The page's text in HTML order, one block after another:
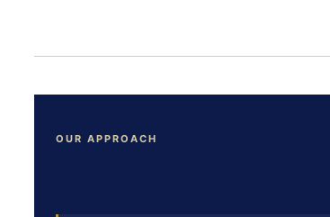
OUR APPROACH